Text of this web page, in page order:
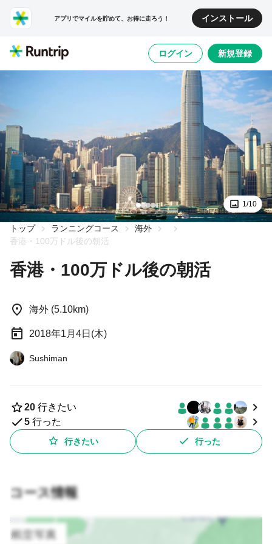
アプリでマイルを貯めて、お得に走ろう！ インストール
ログイン 新規登録
1/10
トップ ランニングコース
海外
香港・100万ドル後の朝活
香港・100万ドル後の朝活
海外 (5.10km)
2018年1月4日(木)
Sushiman
20 行きたい
5 行った
行きたい 行った
コース情報